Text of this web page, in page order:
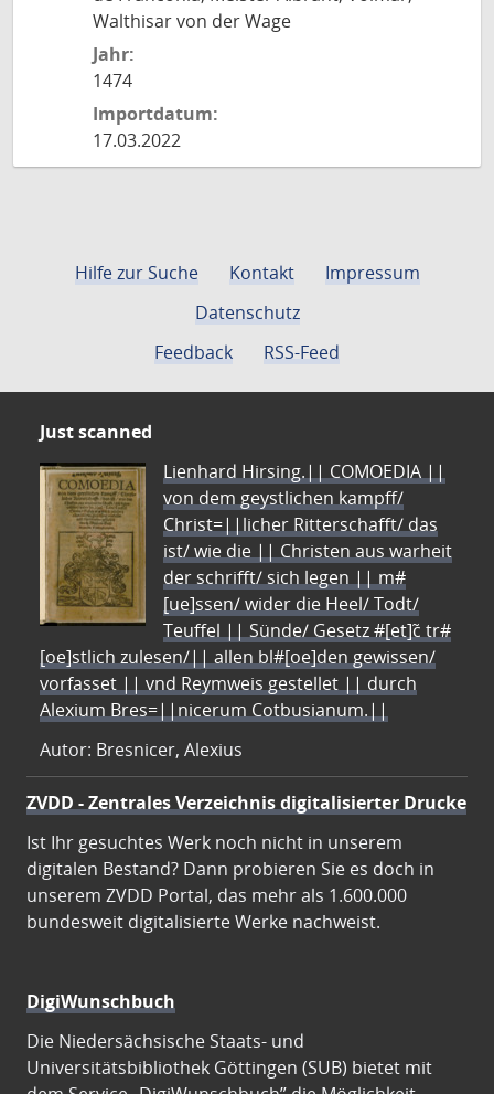
Walthisar von der Wage
Jahr:
1474
Importdatum:
17.03.2022
Hilfe zur Suche Kontakt
Impressum
Datenschutz
Feedback
RSS-Feed
Just scanned
Lienhard Hirsing.|| COMOEDIA ||
von dem geystlichen kampff/
Christ=||licher Ritterschafft/ das
ist/ wie die || Christen aus warheit
der schrifft/ sich legen || m#
[ue]ssen/ wider die Heel/ Todt/
Teuffel || Sünde/ Gesetz #[et]c̃ tr#
[oe]stlich zulesen/|| allen bl#[oe]den gewissen/
vorfasset || vnd Reymweis gestellet || durch
Alexium Bres=||nicerum Cotbusianum.||
Autor: Bresnicer, Alexius
ZVDD - Zentrales Verzeichnis digitalisierter Drucke
Ist Ihr gesuchtes Werk noch nicht in unserem
digitalen Bestand? Dann probieren Sie es doch in
unserem ZVDD Portal, das mehr als 1.600.000
bundesweit digitalisierte Werke nachweist.
DigiWunschbuch
Die Niedersächsische Staats- und
Universitätsbibliothek Göttingen (SUB) bietet mit